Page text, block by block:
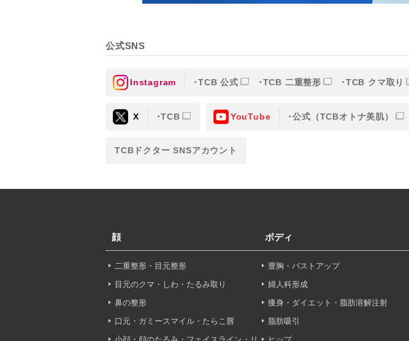
【利用目的】の達成のため
【外部委託について】
めを行い、契約にあたっては取得情報が適正に管理され
以外の第三者に開示・提供することはありません。
【個人情報の開示・訂正・利用停止について】
TCBグループは、本人の申し出により個人情報に関する
て、これを適切に対応します。
問合せ先：個人情報お問合せフォーム
公式SNS
Instagram TCB 公式 TCB 二重整形 TCB クマ取り
X TCB YouTube 公式（TCBオトナ美肌）
TCBドクター SNSアカウント
顔
二重整形・目元整形
目元のクマ・しわ・たるみ取り
鼻の整形
口元・ガミースマイル・たらこ唇
ボディ
豊胸・バストアップ
婦人科形成
痩身・ダイエット・脂肪溶解注射
脂肪吸引